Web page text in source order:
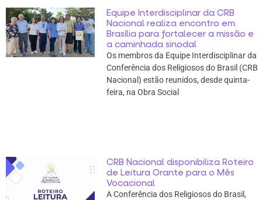
Equipe Interdisciplinar da CRB
Nacional realiza encontro em
Brasília para fortalecer a missão e
a caminhada sinodal
Os membros da Equipe Interdisciplinar da
Conferência dos Religiosos do Brasil (CRB
Nacional) estão reunidos, desde quinta-
feira, na Obra Social
CRB Nacional disponibiliza Roteiro
de Leitura Orante para o Mês
Vocacional
A Conferência dos Religiosos do Brasil,